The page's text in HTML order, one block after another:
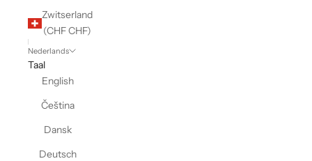
Zwitserland
(CHF CHF)
Nederlands
Taal
English
Čeština
Dansk
Deutsch